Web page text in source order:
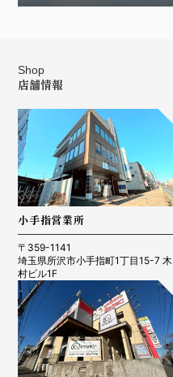
Shop
店舗情報
小手指営業所
〒359-1141
埼玉県所沢市小手指町1丁目15-7 木
村ビル1F